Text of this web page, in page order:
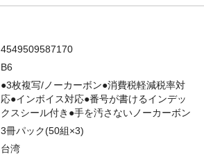
4549509587170
B6
●3枚複写/ノーカーボン●消費税軽減税率対
応●インボイス対応●番号が書けるインデッ
クスシール付き●手を汚さないノーカーボン
3冊パック(50組×3)
台湾